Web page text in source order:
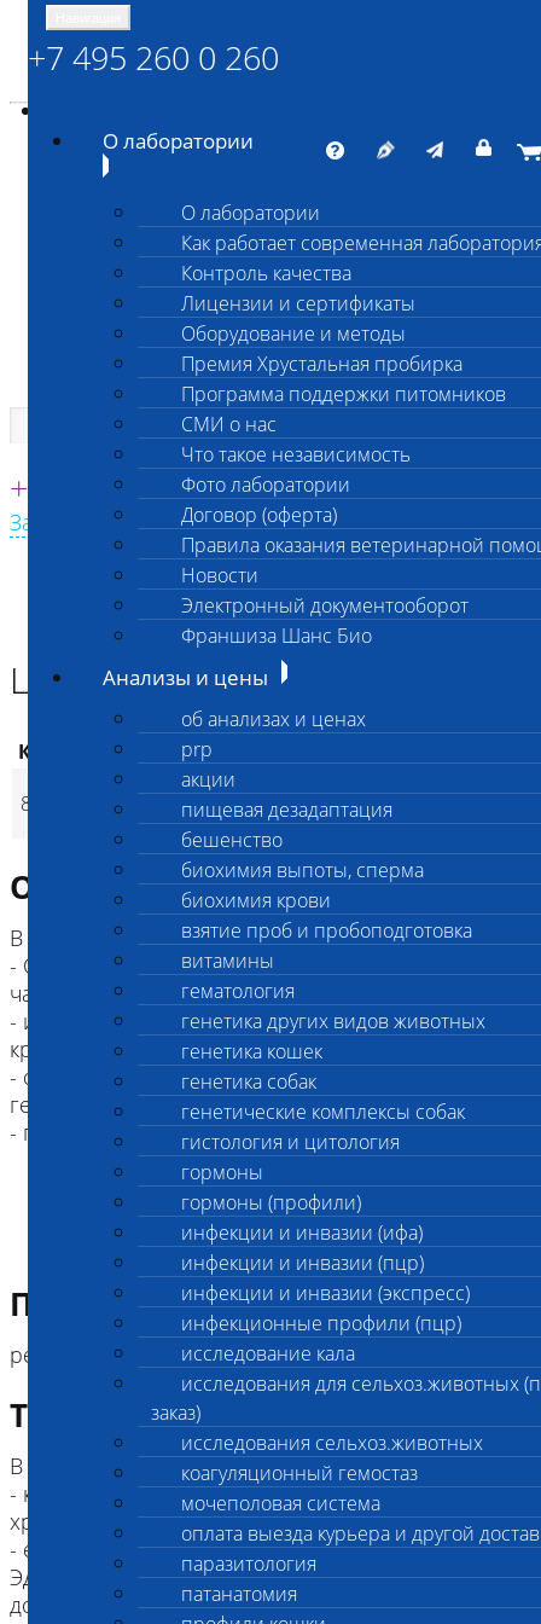
ШАНС БИО
Независимая ветеринарная лаборатория
Единая круглосуточная справочная
+7 495 260 0 260
Заказать звонок с сайта
+7 495 260 0 260
О лаборатории
О лаборатории
Как работает современная
Контроль качества
Лицензии и сертификаты
Оборудование и методы
Премия Хрустальная пробирка
Программа поддержки питомников
СМИ о нас
Что такое независимость
Фото лаборатории
Договор (оферта)
Правила оказания ветеринарной
Новости
Электронный документооборот
Франшиза Шанс Био
Анализы и цены
об анализах и ценах
prp
акции
пищевая дезадаптация
бешенство
биохимия выпоты, сперма
биохимия крови
взятие проб и пробоподготовка
витамины
гематология
генетика других видов животных
генетика кошек
генетика собак
генетические комплексы собак
гистология и цитология
гормоны
гормоны (профили)
инфекции и инвазии (ифа)
инфекции и инвазии (пцр)
инфекции и инвазии (экспресс)
инфекционные профили (пцр)
исследование кала
исследования для сельхоз.животных
заказ)
исследования сельхоз.животных
коагуляционный гемостаз
мочеполовая система
оплата выезда курьера и другой
паразитология
патанатомия
Главная страница
Анализы и цены
ГИСТОЛОГИЯ И ЦИТОЛОГИЯ
Цитология крови, комплекс
Цитология крови, комплекс
Код Наименование услуг
823
Цитология крови,
комплекс
2 900 p (
Описание исследования
В анализ "Цитология крови, комплекс" входит:
- ОАК без СОЭ (код 201, срок готовности "до 24-х
часов")
- измерение концентрации общего белка плазмы
крови
- оценка соотношения общий белок плазмы/
гематокрит
- подсчет ретикулоцитов
Подготовка к исследованию
рекомендуется сдавать анализ натощак
Требование к биоматериалу
В лабораторию необходимо предоставить:
- кровь в пробирке с ЭДТА по метку (срок
хранения не более 4-х часов)
- если время доставки в лабораторию пробирки с
ЭДТА превышает указанный срок, то
дополнительно из пробы крови необходимо